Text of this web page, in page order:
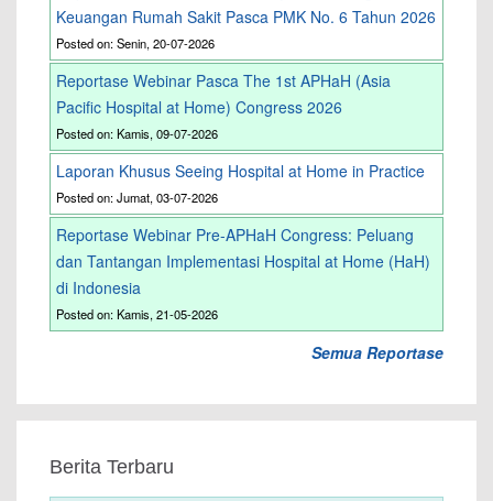
Keuangan Rumah Sakit Pasca PMK No. 6 Tahun 2026
Posted on: Senin, 20-07-2026
Reportase Webinar Pasca The 1st APHaH (Asia
Pacific Hospital at Home) Congress 2026
Posted on: Kamis, 09-07-2026
Laporan Khusus Seeing Hospital at Home in Practice
Posted on: Jumat, 03-07-2026
Reportase Webinar Pre-APHaH Congress: Peluang
dan Tantangan Implementasi Hospital at Home (HaH)
di Indonesia
Posted on: Kamis, 21-05-2026
Semua Reportase
Berita Terbaru